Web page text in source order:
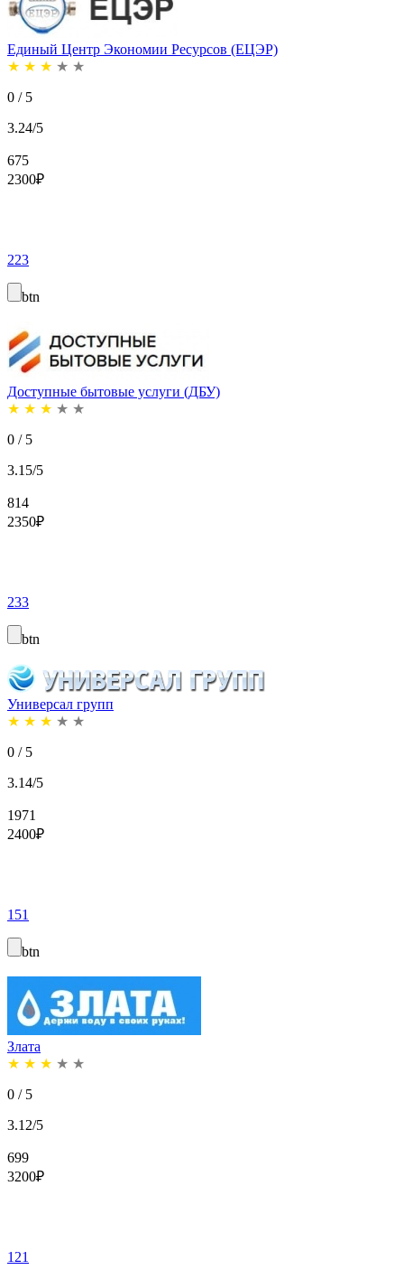
Единый Центр Экономии Ресурсов (ЕЦЭР)
★ ★ ★ ★ ★
0 / 5
3.24/5
675
2300₽
223
btn
Доступные бытовые услуги (ДБУ)
★ ★ ★ ★ ★
0 / 5
3.15/5
814
2350₽
233
btn
Универсал групп
★ ★ ★ ★ ★
0 / 5
3.14/5
1971
2400₽
151
btn
Злата
★ ★ ★ ★ ★
0 / 5
3.12/5
699
3200₽
121